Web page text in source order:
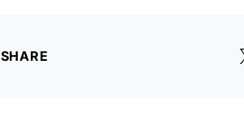
SHARE